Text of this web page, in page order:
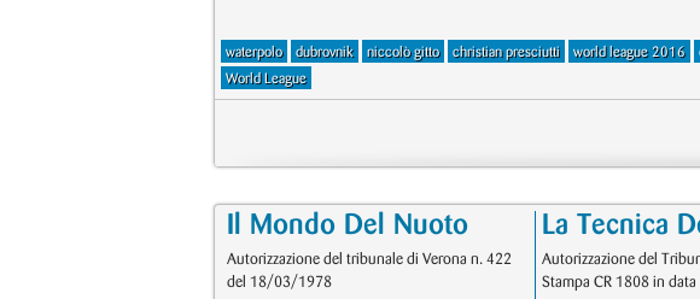
waterpolo dubrovnik niccolò gitto christian presciutti world league 2016
World League
Il Mondo Del Nuoto
Autorizzazione del tribunale di Verona n. 422
del 18/03/1978
La Tecnica
Autorizzazione del
Stampa CR 1808 in